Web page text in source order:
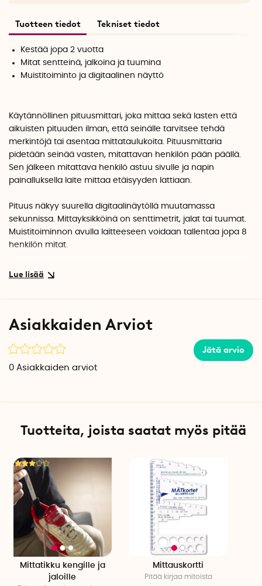
Tuotteen tiedot Tekniset tiedot
Kestää jopa 2 vuotta
Mitat sentteinä, jalkoina ja tuumina
Muistitoiminto ja digitaalinen näyttö
Käytännöllinen pituusmittari, joka mittaa sekä lasten että
aikuisten pituuden ilman, että seinälle tarvitsee tehdä
merkintöjä tai asentaa mittataulukoita. Pituusmittaria
pidetään seinää vasten, mitattavan henkilön pään päällä.
Sen jälkeen mitattava henkilö astuu sivulle ja napin
painalluksella laite mittaa etäisyyden lattiaan.
Pituus näkyy suurella digitaalinäytöllä muutamassa
sekunnissa. Mittayksikköinä on senttimetrit, jalat tai tuumat.
Muistitoiminnon avulla laitteeseen voidaan tallentaa jopa 8
henkilön mitat.
Digitaalisella pituusmittarilla voidaan mitata 50–200 cm
Minimipituus: 50 cm
Mittayksiköt: cm, jalka, tuuma
Asiakkaiden Arviot
Jätä arvio
0 Asiakkaiden arviot
Tuotteita, joista saatat myös pitää
Mittatikku kengille ja
jaloille
Mittauskortti
Pitää kirjaa mitoista